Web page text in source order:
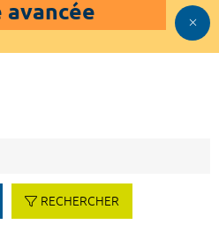
avancée
RECHERCHER